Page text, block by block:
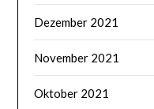
Dezember 2021
November 2021
Oktober 2021